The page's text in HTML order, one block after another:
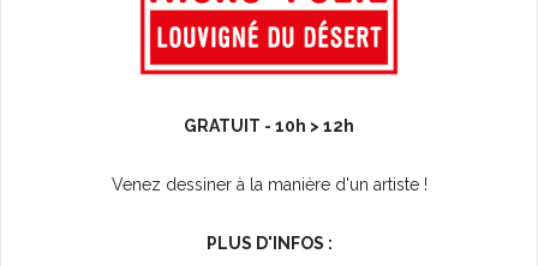
GRATUIT - 10h > 12h
Venez dessiner à la manière d'un artiste !
PLUS D'INFOS :